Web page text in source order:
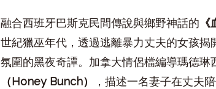
融合西班牙巴斯克民間傳說與鄉野神話的
世紀獵巫年代，透過逃離暴力丈夫的女孩
氛圍的黑夜奇譚。加拿大情侶檔編導瑪德
（Honey Bunch）
，描述一名妻子在丈夫